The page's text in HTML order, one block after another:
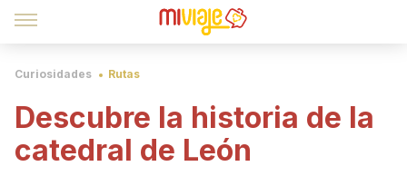
Curiosidades Rutas
Descubre la historia de la
catedral de León